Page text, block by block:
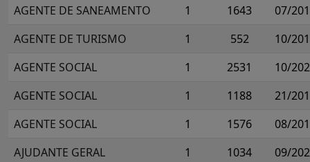
AGENTE DE SANEAMENTO 1 1643
07/
AGENTE DE TURISMO
1 552
10/
AGENTE SOCIAL
1 2531
10/
AGENTE SOCIAL
1 1188
21/
AGENTE SOCIAL
1 1576
08/
AJUDANTE GERAL
1 1034
09/